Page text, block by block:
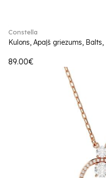
Constella
Kulons, Apaļš griezums,
89.00€